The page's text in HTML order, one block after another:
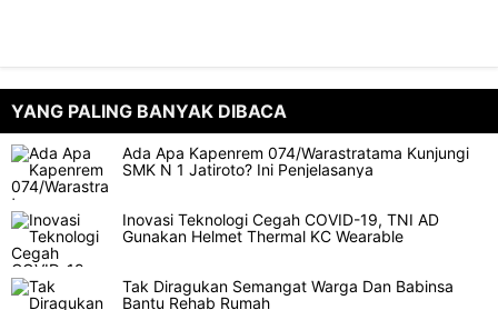
YANG PALING BANYAK DIBACA
Ada Apa Kapenrem 074/Warastratama Kunjungi
SMK N 1 Jatiroto? Ini Penjelasanya
Inovasi Teknologi Cegah COVID-19, TNI AD
Gunakan Helmet Thermal KC Wearable
Tak Diragukan Semangat Warga Dan Babinsa
Bantu Rehab Rumah